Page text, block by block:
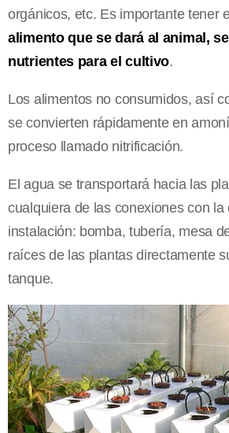
orgánicos, etc. Es importante tener
alimento que se dará al animal,
nutrientes para el cultivo.
Los alimentos no consumidos, así
se convierten rápidamente en
proceso llamado nitrificación.
El agua se transportará hacia las
cualquiera de las conexiones con la
instalación: bomba, tubería, mesa
raíces de las plantas directamente
tanque.